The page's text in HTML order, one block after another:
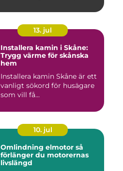
13. jul
Installera kamin i Skåne:
Trygg värme för skånska
hem
Installera kamin Skåne är ett
vanligt sökord för husägare
som vill få...
10. jul
Omlindning elmotor så
förlänger du motorernas
livslängd